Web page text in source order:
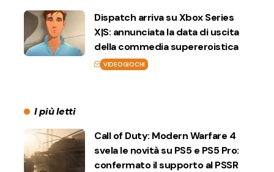
Dispatch arriva su Xbox Series
X|S: annunciata la data di uscita
della commedia supereroistica
VIDEOGIOCHI
I più letti
Call of Duty: Modern Warfare 4
svela le novità su PS5 e PS5 Pro:
confermato il supporto al PSSR